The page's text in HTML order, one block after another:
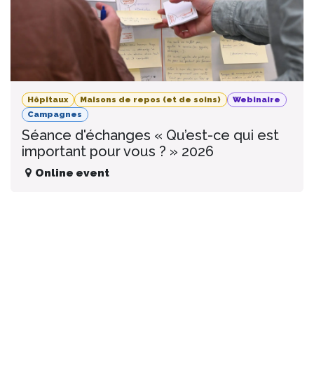
Hôpitaux Maisons de repos (et de soins)
Webinaire
Campagnes
Séance d'échanges « Qu’est-ce qui est
important pour vous ? » 2026
Online event